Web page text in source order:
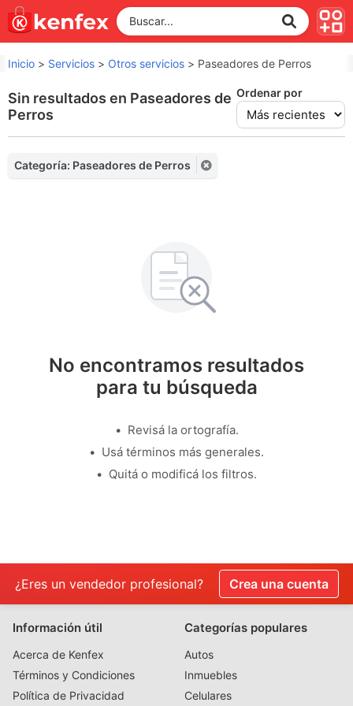
Inicio > Servicios > Otros servicios > Paseadores de Perros
Sin resultados en Paseadores de
Perros
Ordenar por
Categoría: Paseadores de Perros
No encontramos resultados
para tu búsqueda
Revisá la ortografía.
Usá términos más generales.
Quitá o modificá los filtros.
¿Eres un vendedor profesional? Crea una cuenta
Información útil
Acerca de Kenfex
Términos y Condiciones
Política de Privacidad
Categorías populares
Autos
Inmuebles
Celulares